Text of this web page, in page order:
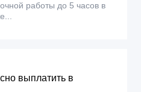
работы до 5 часов в
выплатить в